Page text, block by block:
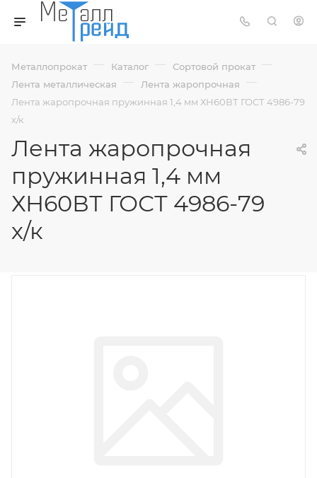
Металлопрокат — Каталог — Сортовой прокат —
Лента металлическая — Лента жаропрочная —
Лента жаропрочная пружинная 1,4 мм ХН60ВТ ГОСТ 4986-79
х/к
Лента жаропрочная
пружинная 1,4 мм
ХН60ВТ ГОСТ 4986-79
х/к